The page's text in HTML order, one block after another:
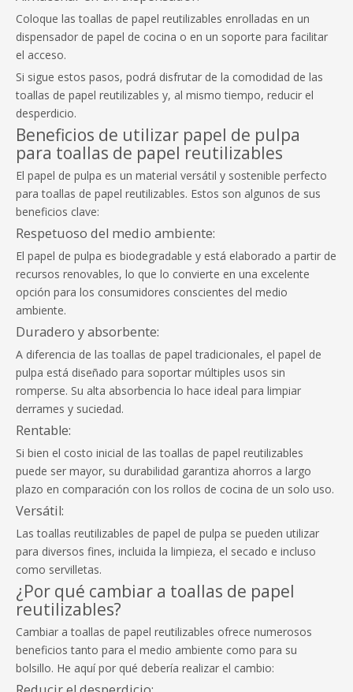
Coloque las toallas de papel reutilizables enrolladas en un
dispensador de papel de cocina o en un soporte para facilitar
el acceso.
Si sigue estos pasos, podrá disfrutar de la comodidad de las
toallas de papel reutilizables y, al mismo tiempo, reducir el
desperdicio.
Beneficios de utilizar papel de pulpa
para toallas de papel reutilizables
El papel de pulpa es un material versátil y sostenible perfecto
para toallas de papel reutilizables. Estos son algunos de sus
beneficios clave:
Respetuoso del medio ambiente:
El papel de pulpa es biodegradable y está elaborado a partir de
recursos renovables, lo que lo convierte en una excelente
opción para los consumidores conscientes del medio
ambiente.
Duradero y absorbente:
A diferencia de las toallas de papel tradicionales, el papel de
pulpa está diseñado para soportar múltiples usos sin
romperse. Su alta absorbencia lo hace ideal para limpiar
derrames y suciedad.
Rentable:
Si bien el costo inicial de las toallas de papel reutilizables
puede ser mayor, su durabilidad garantiza ahorros a largo
plazo en comparación con los rollos de cocina de un solo uso.
Versátil:
Las toallas reutilizables de papel de pulpa se pueden utilizar
para diversos fines, incluida la limpieza, el secado e incluso
como servilletas.
¿Por qué cambiar a toallas de papel
reutilizables?
Cambiar a toallas de papel reutilizables ofrece numerosos
beneficios tanto para el medio ambiente como para su
bolsillo. He aquí por qué debería realizar el cambio: